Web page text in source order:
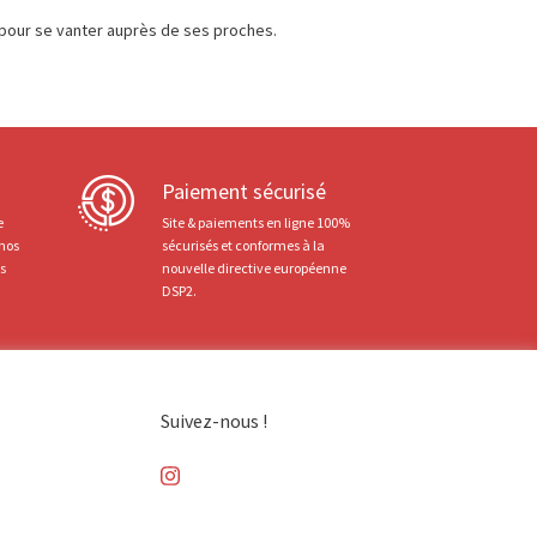
se vanter auprès de ses proches.
Paiement sécurisé
Site & paiements en ligne 100%
sécurisés et conformes à la
nouvelle directive européenne
DSP2.
Suivez-nous !